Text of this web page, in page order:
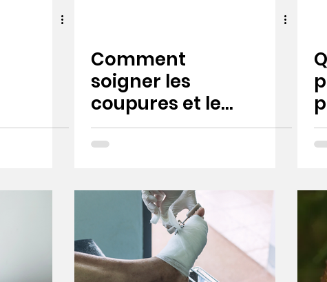
Comment
soigner les
coupures et les
éraflures chez
les enfants